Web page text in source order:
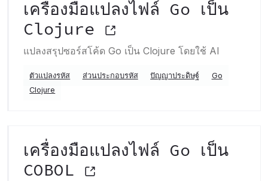
เครื่องมือแปลงไฟล์ Go เป็น
Clojure
แปลงสรุปซอร์สโค้ด Go เป็น Clojure โดยใช้ AI
ตัวแปลงรหัส ส่วนประกอบรหัส ปัญญาประดิษฐ์
Go
Clojure
เครื่องมือแปลงไฟล์ Go เป็น
COBOL